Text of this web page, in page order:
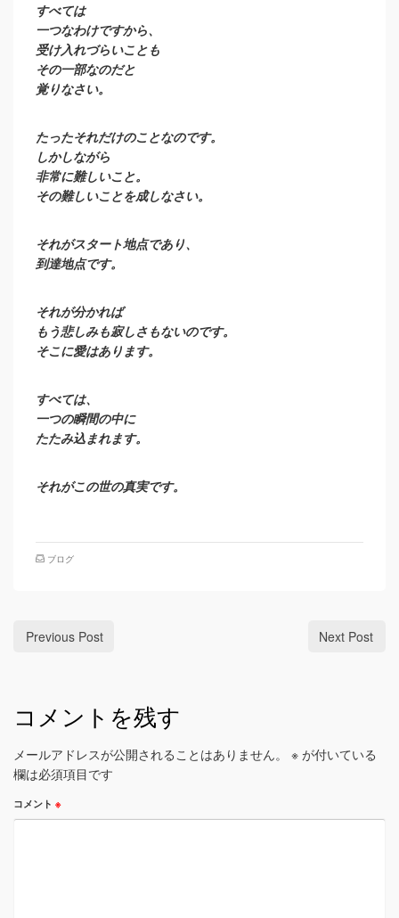
すべては
一つなわけですから、
受け入れづらいことも
その一部なのだと
覚りなさい。
たったそれだけのことなのです。
しかしながら
非常に難しいこと。
その難しいことを成しなさい。
それがスタート地点であり、
到達地点です。
それが分かれば
もう悲しみも寂しさもないのです。
そこに愛はあります。
すべては、
一つの瞬間の中に
たたみ込まれます。
それがこの世の真実です。
ブログ
Previous Post Next Post
コメントを残す
メールアドレスが公開されることはありません。 ※ が付いている
欄は必須項目です
コメント ※